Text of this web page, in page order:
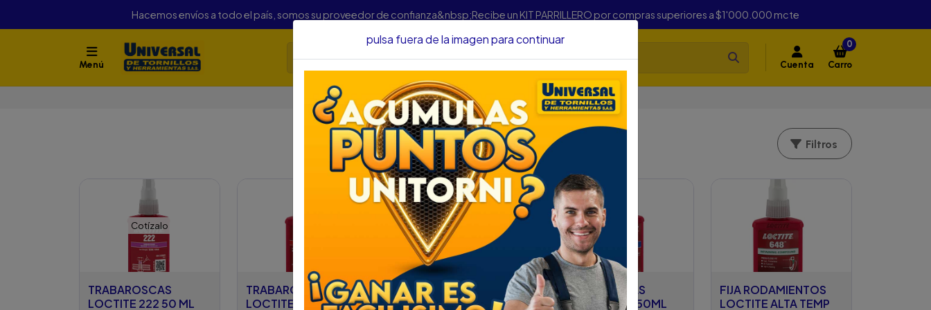
Hacemos envíos a todo el país, somos su proveedor de confianza&nbsp;Recibe un KIT PARRILLERO por compras superiores a $1'000.000 mcte
Menú Cuenta
0
Carro
Inicio Adhesivos y Lubricantes Adhesivos
Adhesivos Filtros
Cotízalo
TRABAROSCAS
LOCTITE 222 50 ML
TRABAROSCAS
LOCTITE 277 50 ML
SILICONA LOCTITE
ULTRA GREY SI 5699
TRABAROSCAS
LOCTITE 243 50ML
FIJA RODAMIENTOS
LOCTITE ALTA TEMP
pulsa fuera de la imagen para continuar